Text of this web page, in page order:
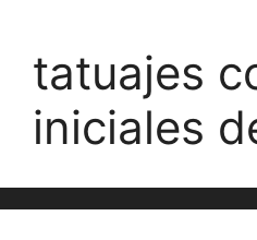
tatuajes
iniciales